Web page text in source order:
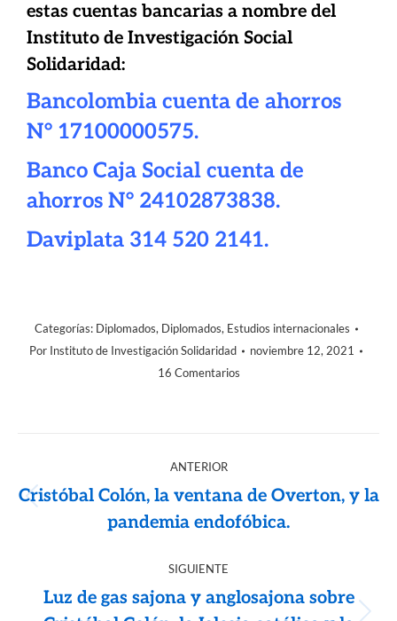
estas cuentas bancarias a nombre del
Instituto de Investigación Social
Solidaridad:
Bancolombia cuenta de ahorros
N° 17100000575.
Banco Caja Social cuenta de
ahorros N° 24102873838.
Daviplata 314 520 2141.
Categorías: Diplomados, Diplomados, Estudios internacionales
Por Instituto de Investigación Solidaridad
noviembre 12, 2021
16 Comentarios
ANTERIOR
Cristóbal Colón, la ventana de Overton, y la
pandemia endofóbica.
SIGUIENTE
Luz de gas sajona y anglosajona sobre